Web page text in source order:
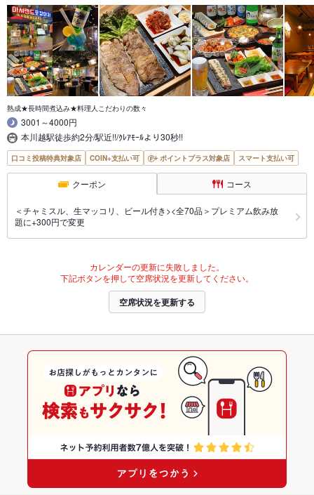
熟成★長時間煮込み★料理人こだわりの数々
3001～4000円
本川越駅徒歩約2分/駅近!!/ｸﾚｱﾓｰﾙより30秒!!
口コミ投稿特典対象店 COIN+支払い可 ポイントプラス対象店 スマート支払い可
クーポン コース
＜チャミスル、生マッコリ、ビール付き><全70品＞プレミアム飲み放
題に+300円で変更
カレンダーの更新に失敗しました。
下記ボタンを押して空席状況を更新してください。
空席状況を更新する